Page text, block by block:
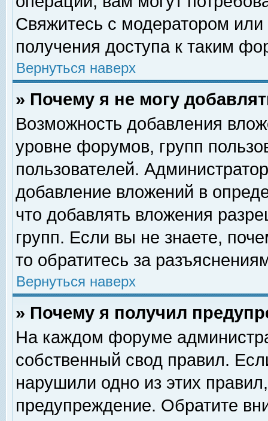
Свяжитесь с модератором
получения доступа к таким
Вернуться наверх
» Почему я не могу
Возможность добавления
уровне форумов, групп
пользователей.
добавление вложений в
что добавлять вложения
групп. Если вы не знаете,
то обратитесь за
Вернуться наверх
» Почему я получил
На каждом форуме
собственный свод правил.
нарушили одно из этих
предупреждение. Обратите